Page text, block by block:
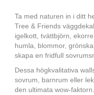
Ta med naturen in i ditt
Tree & Friends
igelkott, tvättbjörn,
humla, blommor,
skapa en fridfull
Dessa högkvalitativa
sovrum, barnrum eller
den ultimata wow-